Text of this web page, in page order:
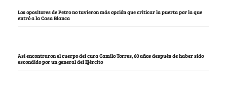
Los opositores de Petro no tuvieron más opción que criticar la puerta por la que
entró a la Casa Blanca
Así encontraron el cuerpo del cura Camilo Torres, 60 años después de haber sido
escondido por un general del Ejército